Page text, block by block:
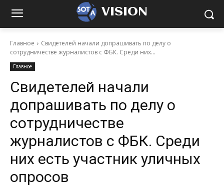
VISION
Главное
Свидетелей начали допрашивать по делу о
сотрудничестве журналистов с ФБК. Среди них...
Главное
Свидетелей начали
допрашивать по делу о
сотрудничестве
журналистов с ФБК. Среди
них есть участник уличных
опросов